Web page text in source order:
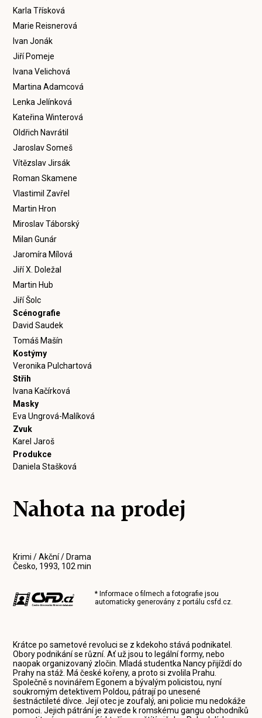
Karla Třísková
Marie Reisnerová
Ivan Jonák
Jiří Pomeje
Ivana Velichová
Martina Adamcová
Lenka Jelínková
Kateřina Winterová
Oldřich Navrátil
Jaroslav Someš
Vítězslav Jirsák
Roman Skamene
Vlastimil Zavřel
Martin Hron
Miroslav Táborský
Milan Gunár
Jaromíra Mílová
Jiří X. Doležal
Martin Hub
Jiří Šolc
Scénografie
David Saudek
Tomáš Mašín
Kostýmy
Veronika Pulchartová
Střih
Ivana Kačírková
Masky
Eva Ungrová-Malíková
Zvuk
Karel Jaroš
Produkce
Daniela Stašková
Nahota na prodej
Krimi / Akční / Drama
Česko, 1993, 102 min
* Informace o filmech a fotografie jsou
automaticky generovány z portálucsfd.cz.
Krátce po sametové revoluci se z kdekoho stává podnikatel.
Obory podnikání se různí. Ať už jsou to legální formy, nebo
naopak organizovaný zločin. Mladá studentka Nancy přijíždí do
Prahy na stáž. Má české kořeny, a proto si zvolila Prahu.
Společně s novinářem Egonem a bývalým policistou, nyní
soukromým detektivem Poldou, pátrají po unesené
šestnáctileté dívce. Její otec je zoufalý, ani policie mu nedokáže
pomoci. Jejich pátrání je zavede k romskému gangu obchodníků